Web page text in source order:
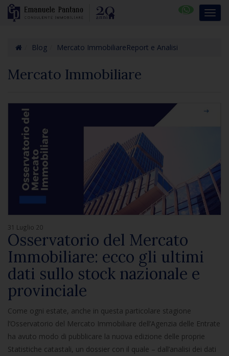
Blog Mercato ImmobiliareReport e Analisi
Mercato Immobiliare
31 Luglio 20
Osservatorio del Mercato
Immobiliare: ecco gli ultimi
dati sullo stock nazionale e
provinciale
Come ogni estate, anche in questa particolare stagione
l’Osservatorio del Mercato Immobiliare dell’Agenzia delle Entrate
ha avuto modo di pubblicare la nuova edizione delle proprie
Statistiche catastali, un dossier con il quale – dall’analisi dei dati